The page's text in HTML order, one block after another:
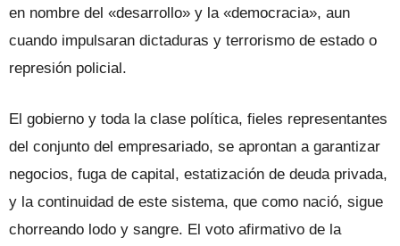
en nombre del «desarrollo» y la «democracia», aun
cuando impulsaran dictaduras y terrorismo de estado o
represión policial.
El gobierno y toda la clase política, fieles representantes
del conjunto del empresariado, se aprontan a garantizar
negocios, fuga de capital, estatización de deuda privada,
y la continuidad de este sistema, que como nació, sigue
chorreando lodo y sangre. El voto afirmativo de la